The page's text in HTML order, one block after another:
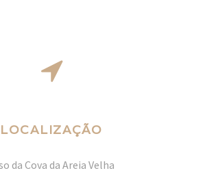
LOCALIZAÇÃO
da Cova da Areia Velha